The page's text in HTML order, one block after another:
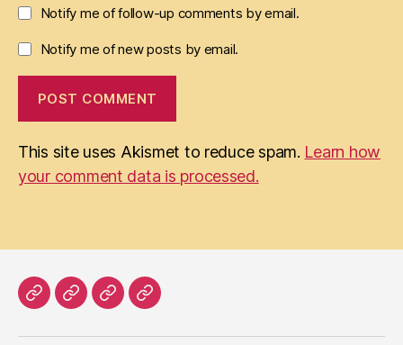
Notify me of follow-up comments by email.
Notify me of new posts by email.
This site uses Akismet to reduce spam. Learn how
your comment data is processed.
HomeLiteratur
ProsaImpressum